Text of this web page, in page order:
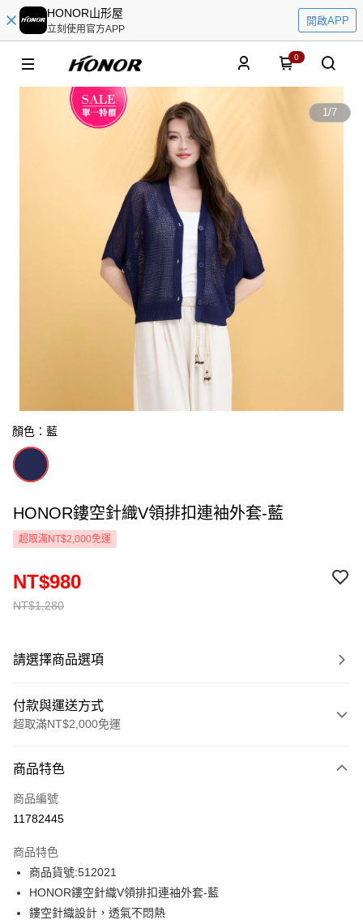
HONOR山形屋
立刻使用官方APP
開啟APP
0
1/7
顏色：藍
HONOR鏤空針織V領排扣連袖外套-藍
超取滿NT$2,000免運
NT$1,280
NT$980
請選擇商品選項
付款與運送方式
超取滿NT$2,000免運
信用卡一次付款
超商取貨付款
Apple Pay
街口支付
商品特色
商品編號
11782445
商品特色
商品貨號:512021
HONOR鏤空針織V領排扣連袖外套-藍
鏤空針織設計，透氣不悶熱